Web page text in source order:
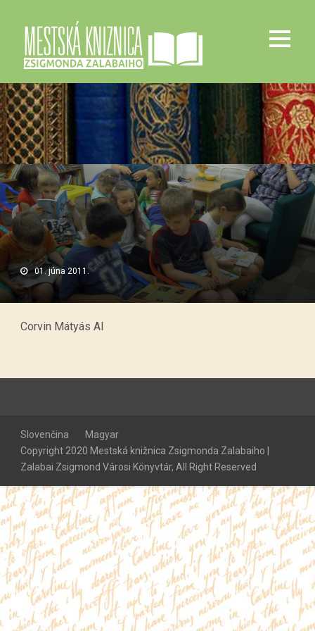
01. júna 2011.
Corvin Mátyás AI
Slovenčina
Magyar
Copyright 2020 Mestská knižnica Zsigmonda Zalabaiho |
Zalabai Zsigmond Városi Könyvtár, All Right Reserved